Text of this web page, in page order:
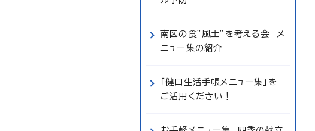
南区の食”風土”を考える会 メ
ニュー集の紹介
「健口生活手帳メニュー集」を
ご活用ください！